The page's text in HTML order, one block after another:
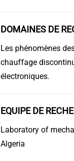
DOMAINES DE
Les phénomènes
chauffage
électroniques.
EQUIPE DE
Laboratory of
Algeria